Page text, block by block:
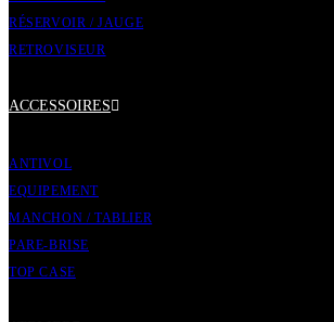
RÉSERVOIR / JAUGE
RETROVISEUR
ACCESSOIRES
ANTIVOL
EQUIPEMENT
MANCHON / TABLIER
PARE-BRISE
TOP CASE